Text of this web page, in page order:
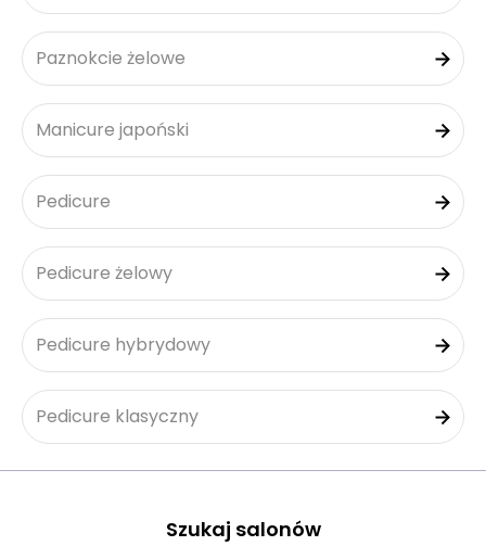
Paznokcie żelowe
Manicure japoński
Pedicure
Pedicure żelowy
Pedicure hybrydowy
Pedicure klasyczny
Szukaj salonów